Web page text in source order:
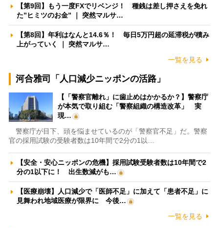
【第9回】もう一度FXでリベンジ！ 種銭は差し押さえを免れ
た”ヒミツのお金” ｜ 突然マルサ…
【第8回】年利はなんと14.6％！ 毎日5万円超の延滞税が積み
上がっていく ｜ 突然マルサ…
一覧を見る
河合雅司「人口減少ニッポンの活路」
【「警察官離れ」に歯止めはかかるか？】警察庁
が本気で取り組む「警察組織の構造改革」 実
現…
警察庁が目下、頭を悩ませているのが「警察官不足」だ。警察
官の採用試験の受験者数は10年間で2分の1以…
【安全・安心ニッポンの危機】採用試験受験者数は10年間で2
分の1以下に！ 出生数減がも…
【医療崩壊】人口減少で「医師不足」に加えて「患者不足」に
見舞われ地域医療が限界に 今後…
一覧を見る